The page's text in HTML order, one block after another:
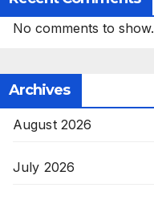
No comments to show.
Archives
August 2026
July 2026